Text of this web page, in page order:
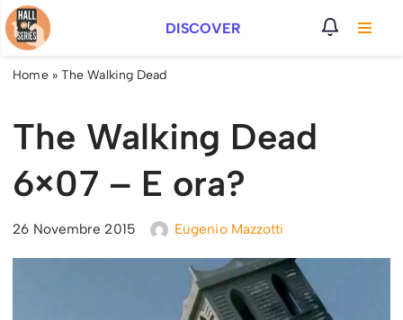
Vai
al
DISCOVER
Home» The Walking Dead
The Walking Dead
6×07 – E ora?
26 Novembre 2015 Eugenio Mazzotti